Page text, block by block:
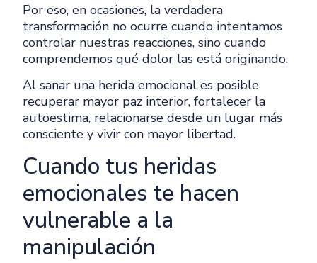
Por eso, en ocasiones, la verdadera
transformación no ocurre cuando intentamos
controlar nuestras reacciones, sino cuando
comprendemos qué dolor las está originando.
Al sanar una herida emocional es posible
recuperar mayor paz interior, fortalecer la
autoestima, relacionarse desde un lugar más
consciente y vivir con mayor libertad.
Cuando tus heridas
emocionales te hacen
vulnerable a la
manipulación